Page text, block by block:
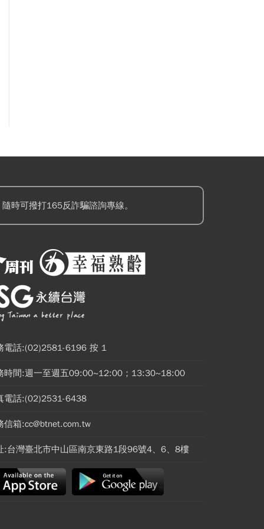
時可撥打165反詐騙諮詢專線。
電話:(02)2581-6196 按 1
時間:週一至週五09:00~12:00；13:30~18:00
電話:(02)2531-6438
信箱:cc@btnet.com.tw
:台灣臺北市中山區南京東路1段96號4、6、8樓